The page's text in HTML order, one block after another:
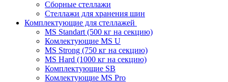
Сборные стеллажи
Стеллажи для хранения шин
Комплектующие для стеллажей
MS Standart (500 кг на секцию)
Комлектующие MS U
MS Strong (750 кг на секцию)
MS Hard (1000 кг на секцию)
Комплектующие SB
Комлектующие MS Pro